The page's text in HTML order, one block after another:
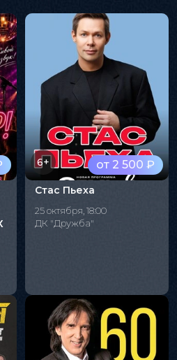
от 2 500 ₽
6+
Стас Пьеха
25 октября, 18:00
ДК "Дружба"